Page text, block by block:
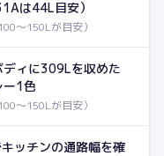
は44L目安）
〜150Lが目安）
ィに309Lを収めた
ー1色
〜150Lが目安）
ッチンの通路幅を確